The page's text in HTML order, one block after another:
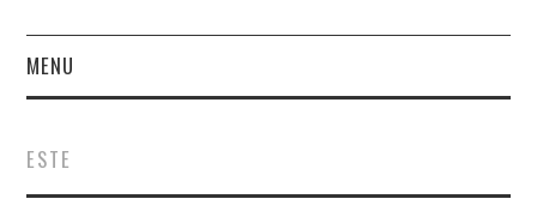
MENU
FINANCE
ESTE